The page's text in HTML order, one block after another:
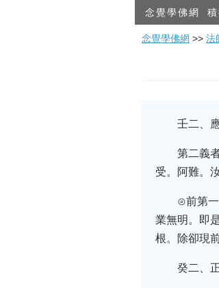
念覺學佛網
念覺學佛網 >> 法
壬二、
第二義
受。阿難。
⊙前第
業無明。即
根。除卻現
癸二、